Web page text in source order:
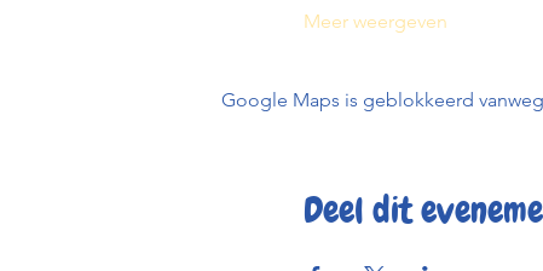
Meer weergeven
Google Maps is geblokkeerd
Deel dit